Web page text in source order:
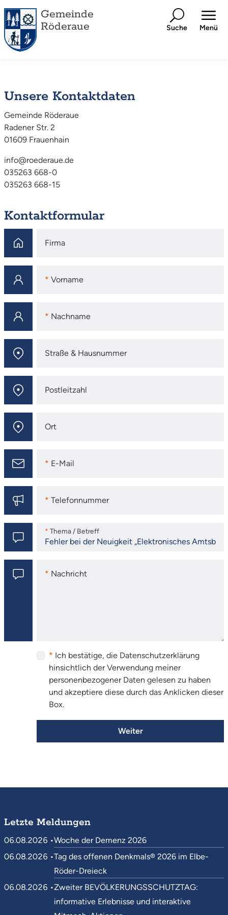
Gemeinde
Röderaue
Suche Menü
Unsere Kontaktdaten
Gemeinde Röderaue
Radener Str. 2
01609 Frauenhain
info@roederaue.de
035263 668-0
035263 668-15
Kontaktformular
Firma Firma
Vorname Vorname
Nachname Nachname
Straße & Hausnummer
Straße & Hausnummer
PostleitzahlPostleitzahl
Ort Ort
E-Mail E-Mail
TelefonnummerTelefonnummer
Thema / Betreff
Thema / Betreff
Nachricht Nachricht
Ich bestätige, die Datenschutzerklärung
hinsichtlich der Verwendung meiner
personenbezogener Daten gelesen zu haben
und akzeptiere diese durch das Anklicken dieser
Box.
Weiter
Letzte Meldungen
06.08.2026 •Woche der Demenz 2026
06.08.2026 •Tag des offenen Denkmals® 2026 im Elbe-
Röder-Dreieck
06.08.2026 •Zweiter BEVÖLKERUNGSSCHUTZTAG:
informative Erlebnisse und interaktive